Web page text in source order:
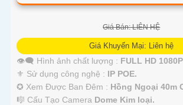
Giá Bán: LIÊN HỆ
Giá Khuyến Mại: Liên hệ
👁️‍🗨 Hình ảnh chất lượng : FULL HD
⚜️ Sử dụng công nghệ : IP POE.
✪ Xem Được Ban Đêm : Hồng Ngoại 40m
🎼️ Cấu Tạo Camera Dome Kim loại.